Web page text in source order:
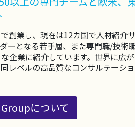
創業し、現在は12カ国で人材紹介
ーとなる若手層、また専門職/技術
企業に紹介しています。世界に広
レベルの高品質なコンサルテーシ
について